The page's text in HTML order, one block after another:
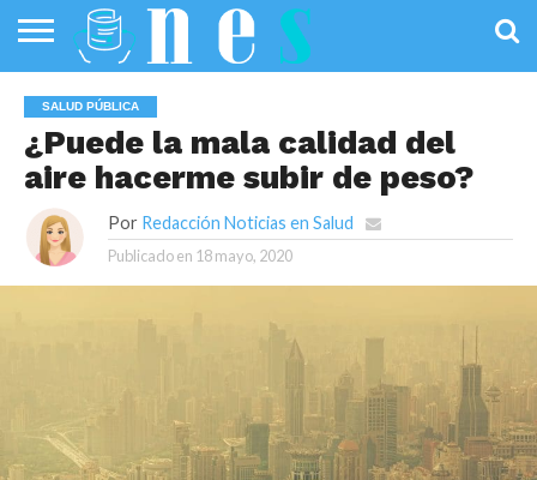
PÚBLICA
SANIDAD
INVESTIGACIÓN
ENTREVISTAS
PROFESIONALES
DE LA SALUD
INFOGRAFÍAS
DE SALUD
OPINIÓN
SALUD PÚBLICA
¿Puede la mala calidad del
aire hacerme subir de peso?
Por Redacción Noticias en Salud
Publicado en 18 mayo, 2020